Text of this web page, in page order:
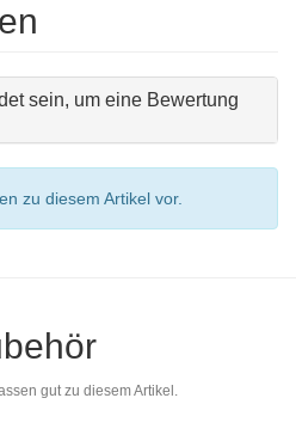
sein, um eine Bewertung
zu diesem Artikel vor.
gut zu diesem Artikel.